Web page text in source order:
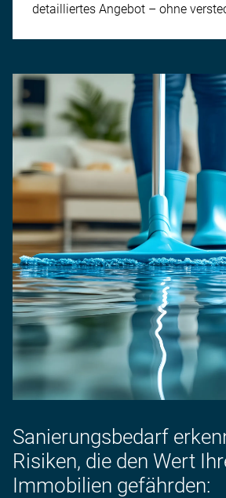
detailliertes An­gebot – ohne
Sanierungs­bedarf
Risiken, die den Wert
Immobilien ge­fährden: